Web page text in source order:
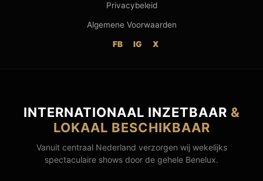
Privacybeleid
Algemene Voorwaarden
FB IG X
INTERNATIONAAL INZETBAAR &
LOKAAL BESCHIKBAAR
Vanuit centraal Nederland verzorgen wij wekelijks
spectaculaire shows door de gehele Benelux.